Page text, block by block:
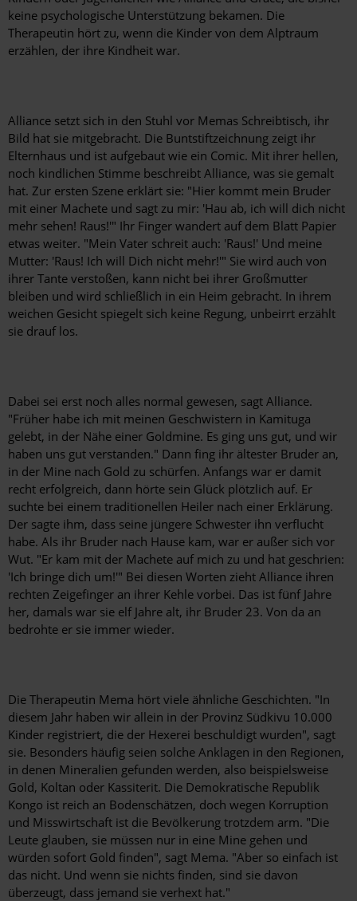
keine psychologische Unterstützung bekamen. Die
Therapeutin hört zu, wenn die Kinder von dem Alptraum
erzählen, der ihre Kindheit war.
Alliance setzt sich in den Stuhl vor Memas Schreibtisch, ihr
Bild hat sie mitgebracht. Die Buntstiftzeichnung zeigt ihr
Elternhaus und ist aufgebaut wie ein Comic. Mit ihrer hellen,
noch kindlichen Stimme beschreibt Alliance, was sie gemalt
hat. Zur ersten Szene erklärt sie: "Hier kommt mein Bruder
mit einer Machete und sagt zu mir: 'Hau ab, ich will dich nicht
mehr sehen! Raus!'" Ihr Finger wandert auf dem Blatt Papier
etwas weiter. "Mein Vater schreit auch: 'Raus!' Und meine
Mutter: 'Raus! Ich will Dich nicht mehr!'" Sie wird auch von
ihrer Tante verstoßen, kann nicht bei ihrer Großmutter
bleiben und wird schließlich in ein Heim gebracht. In ihrem
weichen Gesicht spiegelt sich keine Regung, unbeirrt erzählt
sie drauf los.
Dabei sei erst noch alles normal gewesen, sagt Alliance.
"Früher habe ich mit meinen Geschwistern in Kamituga
gelebt, in der Nähe einer Goldmine. Es ging uns gut, und wir
haben uns gut verstanden." Dann fing ihr ältester Bruder an,
in der Mine nach Gold zu schürfen. Anfangs war er damit
recht erfolgreich, dann hörte sein Glück plötzlich auf. Er
suchte bei einem traditionellen Heiler nach einer Erklärung.
Der sagte ihm, dass seine jüngere Schwester ihn verflucht
habe. Als ihr Bruder nach Hause kam, war er außer sich vor
Wut. "Er kam mit der Machete auf mich zu und hat geschrien:
'Ich bringe dich um!'" Bei diesen Worten zieht Alliance ihren
rechten Zeigefinger an ihrer Kehle vorbei. Das ist fünf Jahre
her, damals war sie elf Jahre alt, ihr Bruder 23. Von da an
bedrohte er sie immer wieder.
Die Therapeutin Mema hört viele ähnliche Geschichten. "In
diesem Jahr haben wir allein in der Provinz Südkivu 10.000
Kinder registriert, die der Hexerei beschuldigt wurden", sagt
sie. Besonders häufig seien solche Anklagen in den Regionen,
in ­denen Mineralien gefunden werden, also beispielsweise
Gold, Koltan oder Kassiterit. Die Demokratische Republik
Kongo ist reich an Bodenschätzen, doch wegen Korruption
und Misswirtschaft ist die Bevölkerung trotzdem arm. "Die
Leute glauben, sie müssen nur in eine Mine gehen und
würden sofort Gold finden", sagt Mema. "Aber so einfach ist
das nicht. Und wenn sie nichts finden, sind sie davon
überzeugt, dass jemand sie verhext hat."